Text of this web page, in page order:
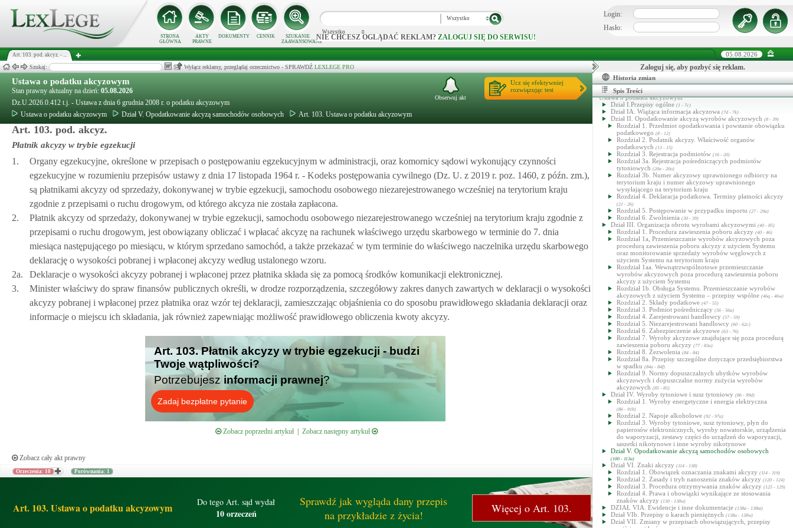
STRONA
GŁÓWNA
AKTY
PRAWNE
DOKUMENTY CENNIK
SZUKANIE
ZAAWANSOWANE
Wszystko
Wszystko
NIE CHCESZ OGLĄDAĆ REKLAM? ZALOGUJ SIĘ DO SERWISU!
Login:
Hasło:
Art. 103. pod. akcyz. - ... 05.08.2026
Szukaj: Wyłącz reklamy, przeglądaj orzecznictwo - SPRAWDŹ LEXLEGE PRO
Ustawa o podatku akcyzowym
Stan prawny aktualny na dzień: 05.08.2026
Dz.U.2026.0.412 t.j. - Ustawa z dnia 6 grudnia 2008 r. o podatku akcyzowym
Ustawa o podatku akcyzowym
Dział V. Opodatkowanie akcyzą samochodów osobowych Art. 103. Ustawa o podatku akcyzowym
Ucz się efektywniej
rozwiązując test
Obserwuj akt
Art. 103. pod. akcyz.
Płatnik akcyzy w trybie egzekucji
1.
Organy egzekucyjne, określone w przepisach o postępowaniu egzekucyjnym w administracji, oraz komornicy sądowi wykonujący czynności
egzekucyjne w rozumieniu przepisów ustawy z dnia 17 listopada 1964 r. - Kodeks postępowania cywilnego (Dz. U. z 2019 r. poz. 1460, z późn. zm.),
są płatnikami akcyzy od sprzedaży, dokonywanej w trybie egzekucji, samochodu osobowego niezarejestrowanego wcześniej na terytorium kraju
zgodnie z przepisami o ruchu drogowym, od którego akcyza nie została zapłacona.
2.
Płatnik akcyzy od sprzedaży, dokonywanej w trybie egzekucji, samochodu osobowego niezarejestrowanego wcześniej na terytorium kraju zgodnie z
przepisami o ruchu drogowym, jest obowiązany obliczać i wpłacać akcyzę na rachunek właściwego urzędu skarbowego w terminie do 7. dnia
miesiąca następującego po miesiącu, w którym sprzedano samochód, a także przekazać w tym terminie do właściwego naczelnika urzędu skarbowego
deklarację o wysokości pobranej i wpłaconej akcyzy według ustalonego wzoru.
2a.
Deklaracje o wysokości akcyzy pobranej i wpłaconej przez płatnika składa się za pomocą środków komunikacji elektronicznej.
3.
Minister właściwy do spraw finansów publicznych określi, w drodze rozporządzenia, szczegółowy zakres danych zawartych w deklaracji o wysokości
akcyzy pobranej i wpłaconej przez płatnika oraz wzór tej deklaracji, zamieszczając objaśnienia co do sposobu prawidłowego składania deklaracji oraz
informacje o miejscu ich składania, jak również zapewniając możliwość prawidłowego obliczenia kwoty akcyzy.
Art. 103. Płatnik akcyzy w trybie egzekucji - budzi
Twoje wątpliwości?
Potrzebujesz informacji prawnej?
Zadaj bezpłatne pytanie
Zobacz poprzedni artykuł| Zobacz następny artykuł
Zobacz cały akt prawny
Orzeczenia: 10 Porównania: 1
Art. 103. Ustawa o podatku akcyzowym Do tego Art. sąd wydał
10 orzeczeń
Sprawdź jak wygląda dany przepis
na przykładzie z życia!
Więcej o Art. 103.
Zaloguj się, aby pozbyć się reklam.
Historia zmian
Spis Treści
Ustawa o podatku akcyzowym
Dział I.Przepisy ogólne (1 - 7c)
Dział IA. Wiążąca informacja akcyzowa (7d - 7k)
Dział II. Opodatkowanie akcyzą wyrobów akcyzowych (8 - 39)
Rozdział 1. Przedmiot opodatkowania i powstanie obowiązku
podatkowego (8 - 12)
Rozdział 2. Podatnik akcyzy. Właściwość organów
podatkowych (13 - 15)
Rozdział 3. Rejestracja podmiotów (16 - 20)
Rozdział 3a. Rejestracja pośredniczących podmiotów
tytoniowych (20a - 20o)
Rozdział 3b. Numer akcyzowy uprawnionego odbiorcy na
terytorium kraju i numer akcyzowy uprawnionego
wysyłającego na terytorium kraju
Rozdział 4. Deklaracja podatkowa. Terminy płatności akcyzy
(21 - 26)
Rozdział 5. Postępowanie w przypadku importu (27 - 29a)
Rozdział 6. Zwolnienia (30 - 39)
Dział III. Organizacja obrotu wyrobami akcyzowymi (40 - 85)
Rozdział 1. Procedura zawieszenia poboru akcyzy (40 - 46)
Rozdział 1a, Przemieszczanie wyrobów akcyzowych poza
procedurą zawieszenia poboru akcyzy z użyciem Systemu
oraz monitorowanie sprzedaży wyrobów węglowych z
użyciem Systemu na terytorium kraju
Rozdział 1aa. Wewnątrzwspólnotowe przemieszczanie
wyrobów akcyzowych poza procedurą zawieszenia poboru
akcyzy z użyciem Systemu
Rozdział 1b. Obsługa Systemu. Przemieszczanie wyrobów
akcyzowych z użyciem Systemu – przepisy wspólne (46q - 46w)
Rozdział 2. Składy podatkowe (47 - 55)
Rozdział 3. Podmiot pośredniczący (56 - 56a)
Rozdział 4. Zarejestrowani handlowcy (57 - 59)
Rozdział 5. Niezarejestrowani handlowcy (60 - 62c)
Rozdział 6. Zabezpieczenie akcyzowe (63 - 76)
Rozdział 7. Wyroby akcyzowe znajdujące się poza procedurą
zawieszenia poboru akcyzy (77 - 83a)
Rozdział 8. Zezwolenia (84 - 84)
Rozdział 8a. Przepisy szczególne dotyczące przedsiębiorstwa
w spadku (84a - 84f)
Rozdział 9. Normy dopuszczalnych ubytków wyrobów
akcyzowych i dopuszczalne normy zużycia wyrobów
akcyzowych (85 - 85)
Dział IV. Wyroby tytoniowe i susz tytoniowy (86 - 99d)
Rozdział 1. Wyroby energetyczne i energia elektryczna
(86 - 91b)
Rozdział 2. Napoje alkoholowe (92 - 97a)
Rozdział 3. Wyroby tytoniowe, susz tytoniowy, płyn do
papierosów elektronicznych, wyroby nowatorskie, urządzenia
do waporyzacji, zestawy części do urządzeń do waporyzacji,
saszetki nikotynowe i inne wyroby nikotynowe
Dział V. Opodatkowanie akcyzą samochodów osobowych
(100 - 113a)
Dział VI. Znaki akcyzy (114 - 138)
Rozdział 1. Obowiązek oznaczania znakami akcyzy (114 - 119)
Rozdział 2. Zasady i tryb nanoszenia znaków akcyzy (120 - 124)
Rozdział 3. Procedura otrzymywania znaków akcyzy (125 - 129)
Rozdział 4. Prawa i obowiązki wynikające ze stosowania
znaków akcyzy (130 - 138w)
DZIAŁ VIA. Ewidencje i inne dokumentacje (138a - 138ta)
Dział VIb. Przepisy o karach pieniężnych (138u - 138w)
Dział VII. Zmiany w przepisach obowiązujących, przepisy